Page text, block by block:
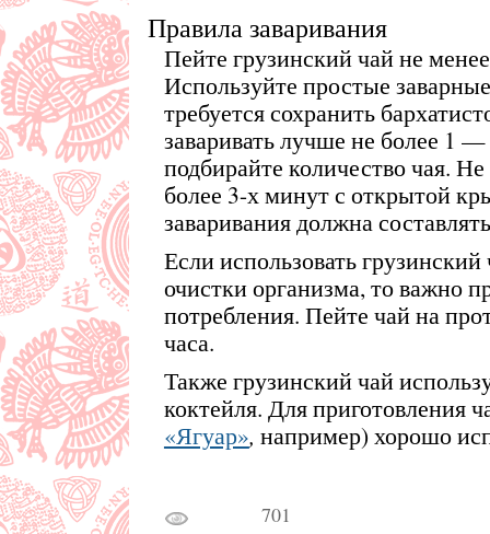
Правила заваривания
Пейте грузинский чай не
Используйте простые
требуется сохранить
заваривать лучше не более 1 —
подбирайте количество чая.
более 3-х минут с открытой
заваривания должна
Если использовать грузинский
очистки организма, то важно
потребления. Пейте чай на
часа.
Также грузинский чай
коктейля. Для приготовления
«Ягуар», например) хорошо
701